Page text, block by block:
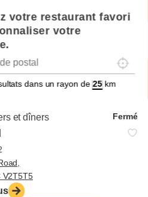
votre restaurant favori
votre
dans un rayon de km
et dîners Fermé
V2T5T5